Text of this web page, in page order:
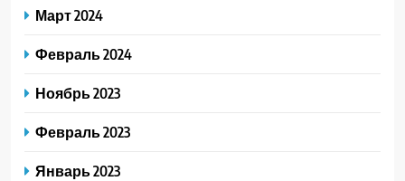
Март 2024
Февраль 2024
Ноябрь 2023
Февраль 2023
Январь 2023